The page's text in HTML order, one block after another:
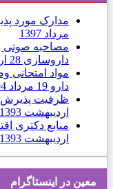
مدارک مورد
مرداد 1397
مصاحبه صوتی
داروسازی 28 ارديبهشت 1396
مواد امتحانی
دارو 19 مرداد 1394
ظرفیت پذیرش
ارديبهشت 1393
منابع دکتری
ارديبهشت 1393
معین در اینستاگرام